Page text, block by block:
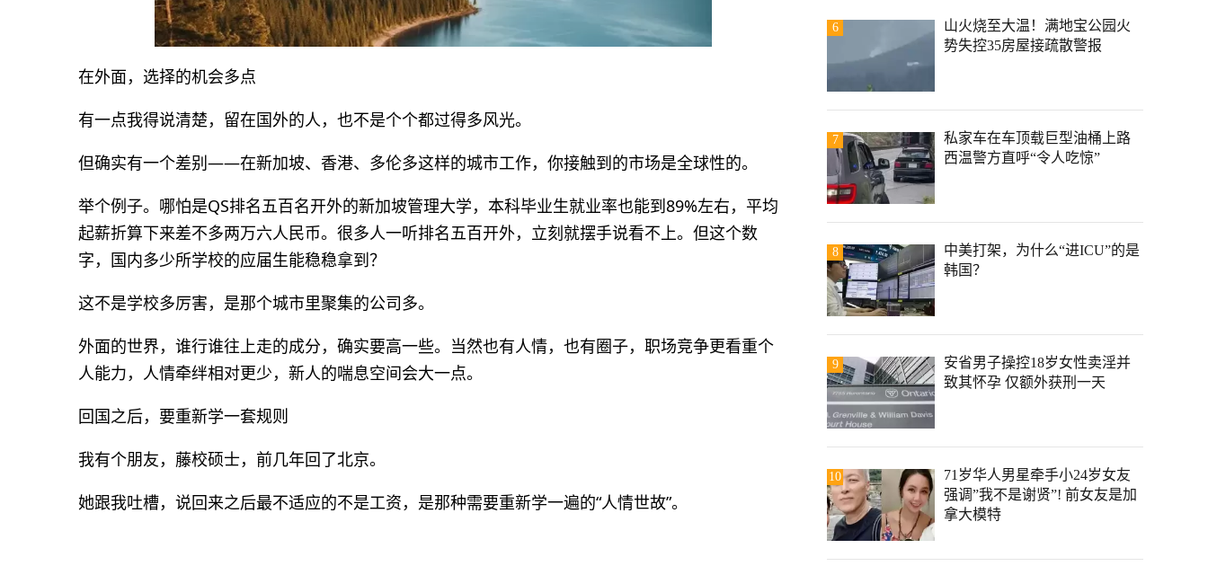
在外面，选择的机会多点
有一点我得说清楚，留在国外的人，也不是个个都过得多风光。
但确实有一个差别——在新加坡、香港、多伦多这样的城市工作，你接触到的市场是全球性的。
举个例子。哪怕是QS排名五百名开外的新加坡管理大学，本科毕业生就业率也能到89%左右，平均
起薪折算下来差不多两万六人民币。很多人一听排名五百开外，立刻就摆手说看不上。但这个数
字，国内多少所学校的应届生能稳稳拿到？
这不是学校多厉害，是那个城市里聚集的公司多。
外面的世界，谁行谁往上走的成分，确实要高一些。当然也有人情，也有圈子，职场竞争更看重个
人能力，人情牵绊相对更少，新人的喘息空间会大一点。
回国之后，要重新学一套规则
我有个朋友，藤校硕士，前几年回了北京。
她跟我吐槽，说回来之后最不适应的不是工资，是那种需要重新学一遍的“人情世故”。
6
山火烧至大温！满地宝公园火
势失控35房屋接疏散警报
7
私家车在车顶载巨型油桶上路
西温警方直呼“令人吃惊”
8
中美打架，为什么“进ICU”的是
韩国？
9
安省男子操控18岁女性卖淫并
致其怀孕 仅额外获刑一天
10
71岁华人男星牵手小24岁女友
强调”我不是谢贤”! 前女友是加
拿大模特